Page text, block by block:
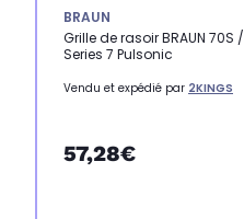
BRAUN
Grille de rasoir BRAUN 70S /
Series 7 Pulsonic
Vendu et expédié par 2KINGS
57,28€